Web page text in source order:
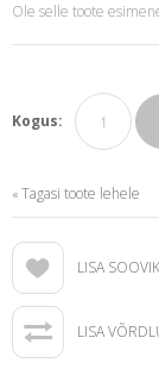
Ole selle toote
Kogus:
« Tagasi toote lehele
LISA
LISA